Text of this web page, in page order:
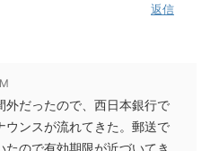
返信
外だったので、西日本銀行で
ウンスが流れてきた。郵送で
たので有効期限が近づいてき